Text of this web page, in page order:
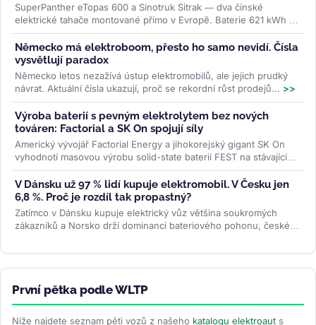
SuperPanther eTopas 600 a Sinotruk Sitrak — dva čínské
elektrické tahače montované přímo v Evropě. Baterie 621 kWh od
CATL, reálný...>>
Německo má elektroboom, přesto ho samo nevidí. Čísla
vysvětlují paradox
Německo letos nezažívá ústup elektromobilů, ale jejich prudký
návrat. Aktuální čísla ukazují, proč se rekordní růst prodejů... >>
Výroba baterií s pevným elektrolytem bez nových
továren: Factorial a SK On spojují síly
Americký vývojář Factorial Energy a jihokorejský gigant SK On
vyhodnotí masovou výrobu solid-state baterií FEST na stávajících
linkách....>>
V Dánsku už 97 % lidí kupuje elektromobil. V Česku jen
6,8 %. Proč je rozdíl tak propastný?
Zatímco v Dánsku kupuje elektrický vůz většina soukromých
zákazníků a Norsko drží dominanci bateriového pohonu, české
První pětka podle WLTP
Níže najdete seznam pěti vozů z našeho katalogu elektroaut s